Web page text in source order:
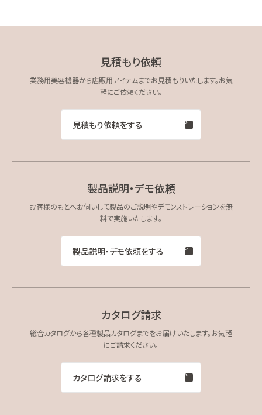
見積もり依頼
業務用美容機器から店販用アイテムまでお見積もりいたします。お気
軽にご依頼ください。
見積もり依頼をする
製品説明・デモ依頼
お客様のもとへお伺いして製品のご説明やデモンストレーションを無
料で実施いたします。
製品説明・デモ依頼をする
カタログ請求
総合カタログから各種製品カタログまでをお届けいたします。お気軽
にご請求ください。
カタログ請求をする